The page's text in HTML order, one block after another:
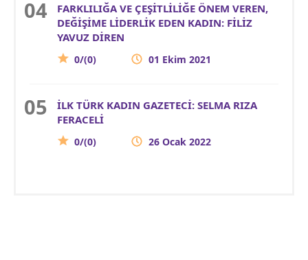
FARKLILIĞA VE ÇEŞİTLİLİĞE ÖNEM VEREN,
DEĞİŞİME LİDERLİK EDEN KADIN: FİLİZ
YAVUZ DİREN
0/(0) 01 Ekim 2021
İLK TÜRK KADIN GAZETECİ: SELMA RIZA
FERACELİ
0/(0) 26 Ocak 2022